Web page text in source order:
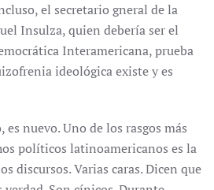
el secretario gneral de la
Insulza, quien debería ser el
Interamericana, prueba
ideológica existe y es
es nuevo. Uno de los rasgos más
políticos latinoamericanos es la
discursos. Varias caras. Dicen que